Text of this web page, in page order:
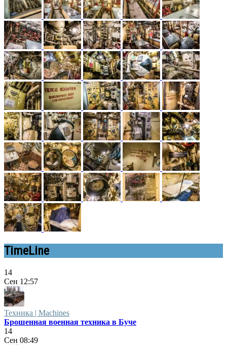
TimeLine
14
Сен 12:57
Техника | Machines
Брошенная военная техника в Буче
14
Сен 08:49